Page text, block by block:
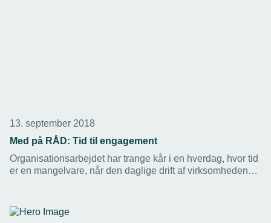
13. september 2018
Med på RÅD: Tid til engagement
Organisationsarbejdet har trange kår i en hverdag, hvor tid
er en mangelvare, når den daglige drift af virksomheden